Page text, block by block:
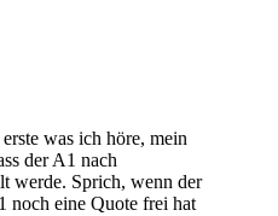
was ich höre, mein
der A1 nach
werde. Sprich, wenn der
noch eine Quote frei hat